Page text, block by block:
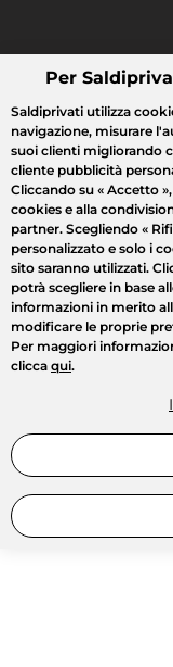
Cosa cerchi?
Tutte le vendite
Per
Saldiprivati utilizza
navigazione, misurare
suoi clienti migliorando
cliente pubblicità
Cliccando su « Accetto »
cookies e alla
partner. Scegliendo «
personalizzato e solo i
sito saranno utilizzati.
potrà scegliere in base
informazioni in merito
modificare le proprie
Per maggiori
clicca qui.